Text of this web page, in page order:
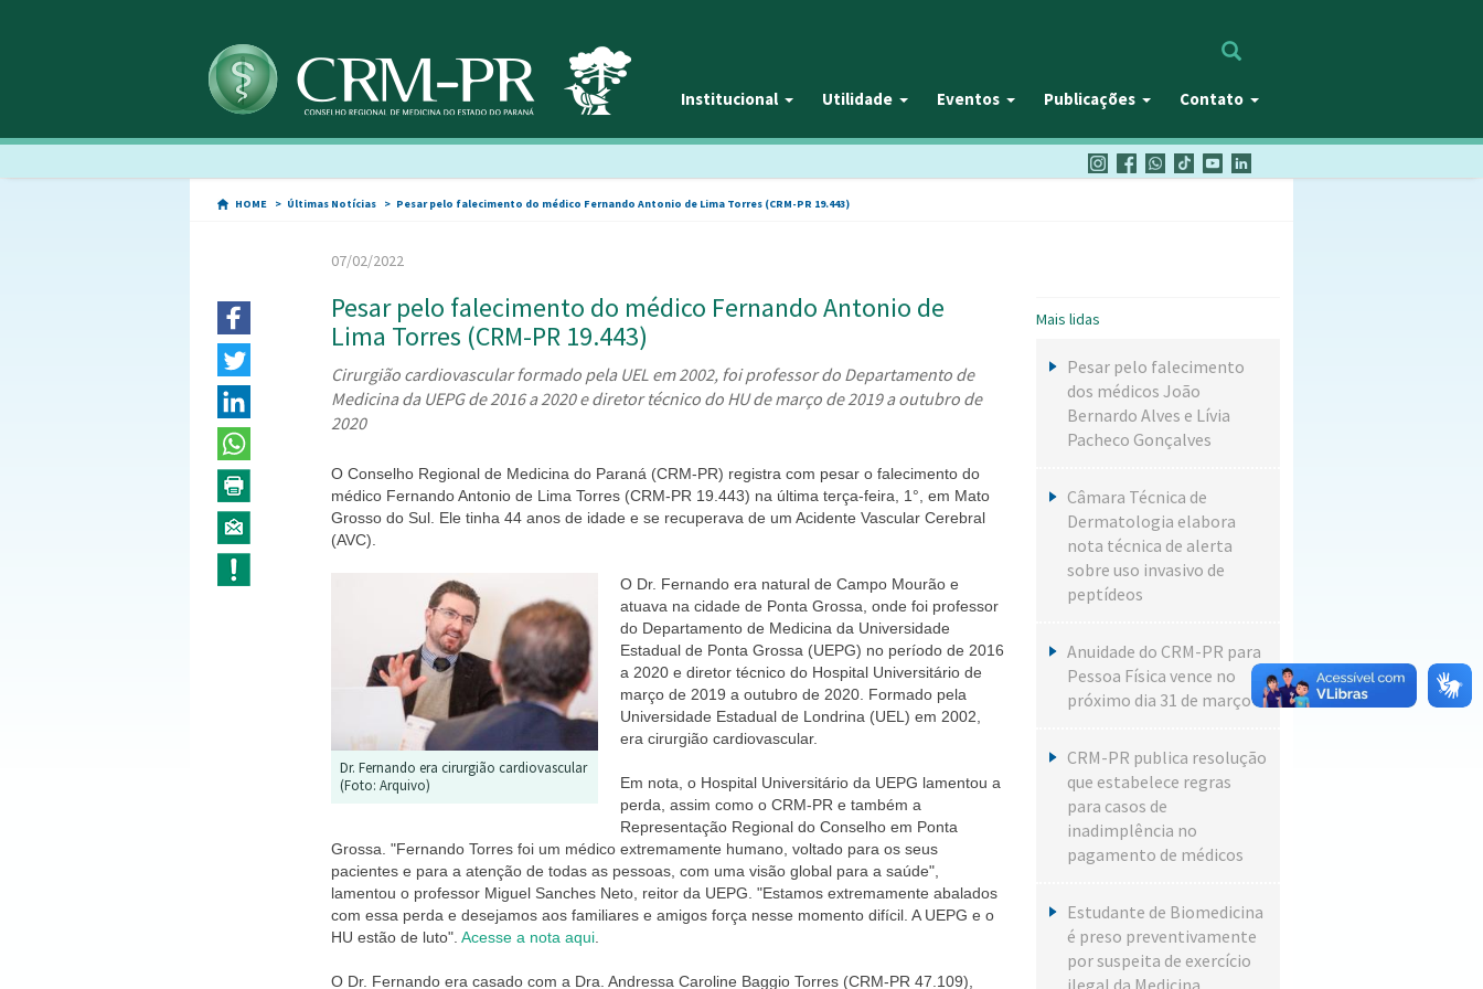
Institucional Utilidade Eventos Publicações Contato
HOME Últimas Notícias Pesar pelo falecimento do médico Fernando Antonio de Lima Torres (CRM-PR 19.443)
07/02/2022
Pesar pelo falecimento do médico Fernando Antonio de
Lima Torres (CRM-PR 19.443)
Cirurgião cardiovascular formado pela UEL em 2002, foi professor do Departamento de
Medicina da UEPG de 2016 a 2020 e diretor técnico do HU de março de 2019 a outubro de
2020
O Conselho Regional de Medicina do Paraná (CRM-PR) registra com pesar o falecimento do
médico Fernando Antonio de Lima Torres (CRM-PR 19.443) na última terça-feira, 1°, em Mato
Grosso do Sul. Ele tinha 44 anos de idade e se recuperava de um Acidente Vascular Cerebral
(AVC).
Dr. Fernando era cirurgião cardiovascular
(Foto: Arquivo)
O Dr. Fernando era natural de Campo Mourão e
atuava na cidade de Ponta Grossa, onde foi professor
do Departamento de Medicina da Universidade
Estadual de Ponta Grossa (UEPG) no período de 2016
a 2020 e diretor técnico do Hospital Universitário de
março de 2019 a outubro de 2020. Formado pela
Universidade Estadual de Londrina (UEL) em 2002,
era cirurgião cardiovascular.
Em nota, o Hospital Universitário da UEPG lamentou a
perda, assim como o CRM-PR e também a
Representação Regional do Conselho em Ponta
Grossa. "Fernando Torres foi um médico extremamente humano, voltado para os seus
pacientes e para a atenção de todas as pessoas, com uma visão global para a saúde",
lamentou o professor Miguel Sanches Neto, reitor da UEPG. "Estamos extremamente abalados
com essa perda e desejamos aos familiares e amigos força nesse momento difícil. A UEPG e o
HU estão de luto". Acesse a nota aqui.
O Dr. Fernando era casado com a Dra. Andressa Caroline Baggio Torres (CRM-PR 47.109),
Mais lidas
Pesar pelo falecimento
dos médicos João
Bernardo Alves e Lívia
Pacheco Gonçalves
Câmara Técnica de
Dermatologia elabora
nota técnica de alerta
sobre uso invasivo de
peptídeos
Anuidade do CRM-PR para
Pessoa Física vence no
próximo dia 31 de março
CRM-PR publica resolução
que estabelece regras
para casos de
inadimplência no
pagamento de médicos
Estudante de Biomedicina
é preso preventivamente
por suspeita de exercício
ilegal da Medicina